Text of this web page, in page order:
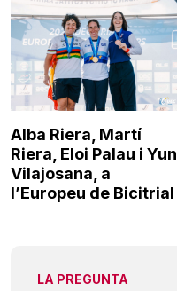
Alba Riera, Martí
Riera, Eloi Palau i Yun
Vilajosana, a
l’Europeu de Bicitrial
LA PREGUNTA